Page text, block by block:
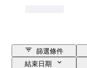
篩選條件
結束日期